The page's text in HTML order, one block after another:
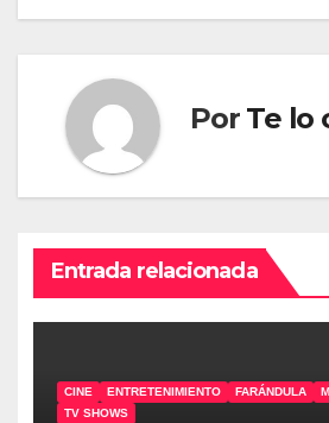
Por Te lo
Entrada relacionada
CINE ENTRETENIMIENTO FARÁNDULA
TV SHOWS